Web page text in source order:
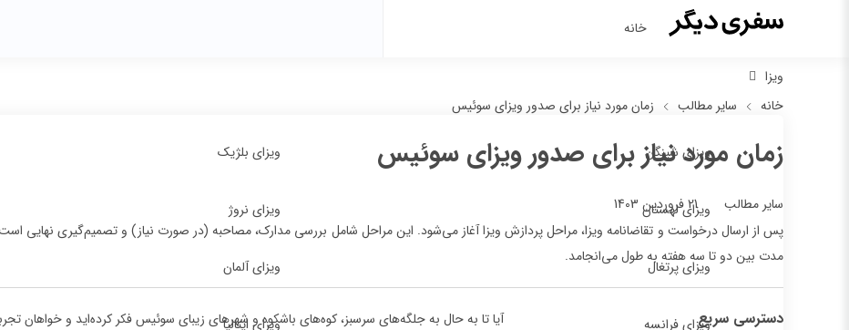
خانه
ویزا
ویزای شینگن ویزای بلژیک
ویزای لهستان ویزای نروژ
ویزای پرتغال ویزای آلمان
ویزای فرانسه ویزای ایتالیا
خانه سایر مطالب زمان مورد نیاز برای صدور ویزای سوئیس
زمان مورد نیاز برای صدور ویزای سوئیس
سایر مطالب 21 فروردین 1403
پس از ارسال درخواست و تقاضانامه ویزا، مراحل پردازش ویزا آغاز می‌شود. این مراحل شامل بررسی مدارک، مصاحبه (در صورت نیاز) و تصمیم‌گیری نهایی است.
مدت بین دو تا سه هفته به طول می‌انجامد.
دسترسی سریع
آیا تا به حال به جلگه‌های سرسبز، کوه‌های باشکوه و شهرهای زیبای سوئیس فکر کرده‌اید و خواهان